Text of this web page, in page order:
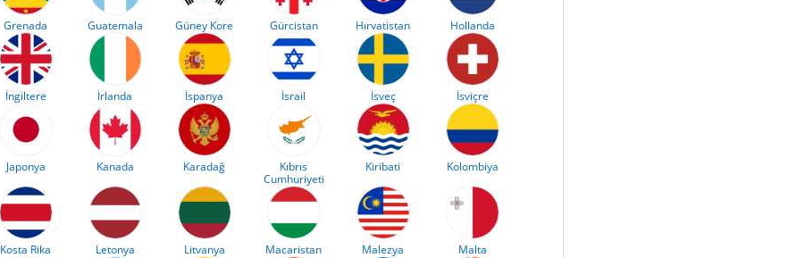
Grenada Guatemala Güney Kore Gürcistan Hırvatistan Hollanda
İngiltere İrlanda İspanya İsrail İsveç İsviçre
Japonya Kanada Karadağ
Kıbrıs
Cumhuriyeti
Kiribati Kolombiya
Kosta Rika Letonya Litvanya Macaristan Malezya Malta